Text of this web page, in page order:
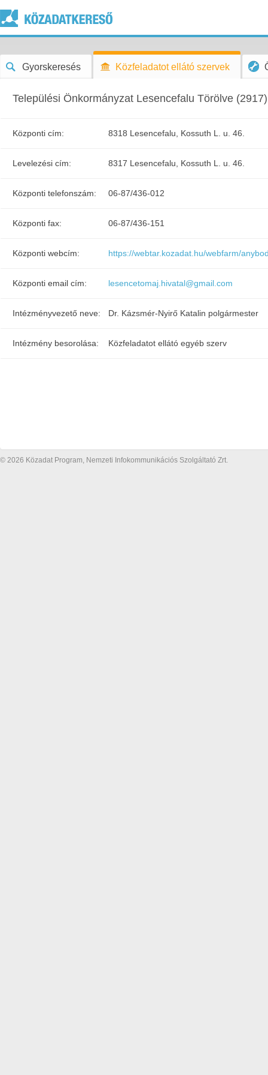
Gyorskeresés Közfeladatot ellátó szervek
Települési Önkormányzat Lesencefalu Törölve (2917)
Központi cím: 8318 Lesencefalu, Kossuth L. u. 46.
Levelezési cím: 8317 Lesencefalu, Kossuth L. u. 46.
Központi telefonszám: 06-87/436-012
Központi fax: 06-87/436-151
Központi webcím: https://webtar.kozadat.hu/webfarm/
Központi email cím: lesencetomaj.hivatal@gmail.com
Intézményvezető neve: Dr. Kázsmér-Nyirő Katalin polgármester
Intézmény besorolása: Közfeladatot ellátó egyéb szerv
© 2026 Közadat Program, Nemzeti Infokommunikációs Szolgáltató Zrt.